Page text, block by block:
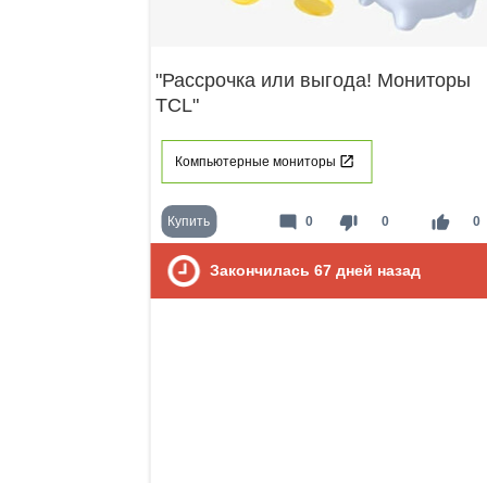
"Рассрочка или выгода! Мониторы
TCL"
Компьютерные мониторы
Купить thumb_down 0 thumb_up 0
mode_comment 0
Закончилась 67 дней назад